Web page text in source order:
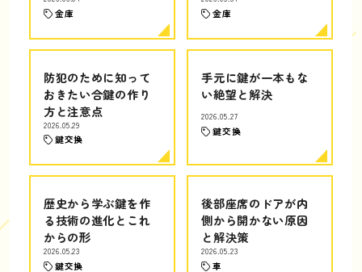
金庫 金庫
防犯のために知って
おきたい合鍵の作り
方と注意点
2026.05.29
鍵交換
手元に鍵が一本もな
い絶望と解決
2026.05.27
鍵交換
歴史から学ぶ鍵を作
る技術の進化とこれ
からの形
2026.05.23
鍵交換
後部座席のドアが内
側から開かない原因
と解決策
2026.05.23
車